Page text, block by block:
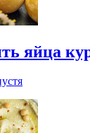
яйца